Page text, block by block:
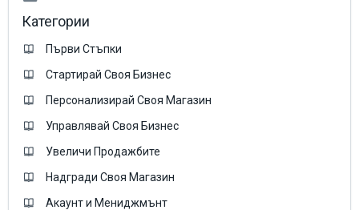
Категории
Първи Стъпки
Стартирай Своя Бизнес
Персонализирай Своя Магазин
Управлявай Своя Бизнес
Увеличи Продажбите
Надгради Своя Магазин
Акаунт и Мениджмънт